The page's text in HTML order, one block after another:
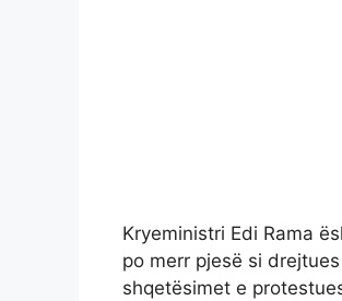
Kryeministri Edi Rama
po merr pjesë si
shqetësimet e